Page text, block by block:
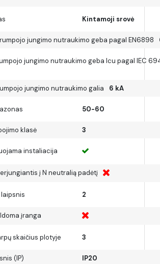
Kintamoji srovė
jungimo nutraukimo geba pagal EN6898
jungimo nutraukimo geba Icu pagal IEC
jungimo nutraukimo galia 6 kA
50-60
klasė 3
instaliacija
į N neutralią padėtį
2
įranga
skaičius plotyje 3
(IP) IP20